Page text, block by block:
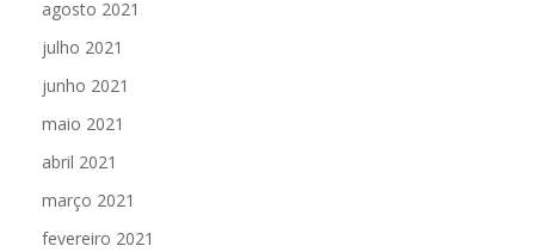
agosto 2021
julho 2021
junho 2021
maio 2021
abril 2021
março 2021
fevereiro 2021